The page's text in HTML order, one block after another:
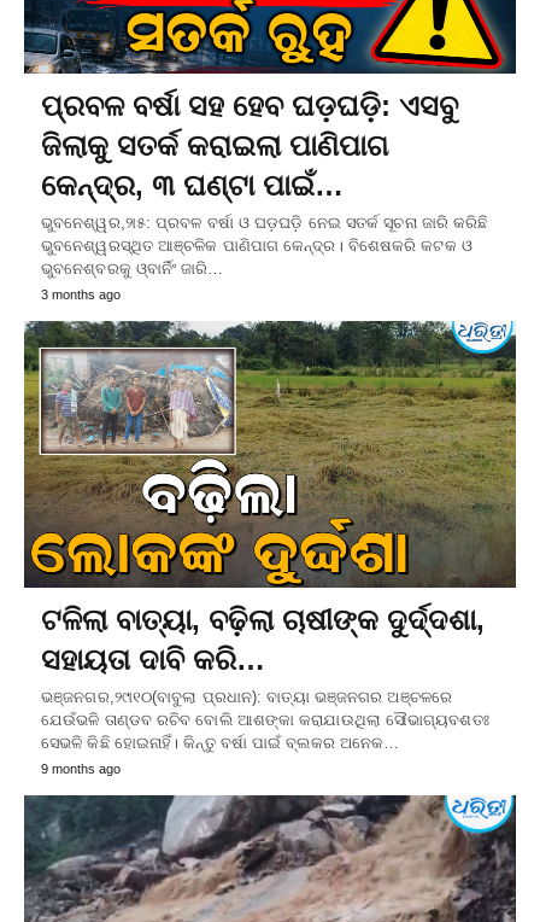
ପ୍ରବଳ ବର୍ଷା ସହ ହେବ ଘଡ଼ଘଡ଼ି: ଏସବୁ
ଜିଲାକୁ ସତର୍କ କରାଇଲା ପାଣିପାଗ
କେନ୍ଦ୍ର, ୩ ଘଣ୍ଟା ପାଇଁ…
ଭୁବନେଶ୍ୱର,୨ା୫: ପ୍ରବଳ ବର୍ଷା ଓ ଘଡ଼ଘଡ଼ି ନେଇ ସତର୍କ ସୂଚନା ଜାରି କରିଛି
ଭୁବନେଶ୍ୱରସ୍ଥିତ ଆଞ୍ଚଳିକ ପାଣିପାଗ କେନ୍ଦ୍ର। ବିଶେଷକରି କଟକ ଓ
ଭୁବନେଶ୍ବରକୁ ଓ୍ବାର୍ନିଂ ଜାରି…
3 months ago
ଟଳିଲା ବାତ୍ୟା, ବଢ଼ିଲା ଚାଷୀଙ୍କ ଦୁର୍ଦ୍ଦଶା,
ସହାୟତା ଦାବି କରି…
ଭଞ୍ଜନଗର,୨୯ା୧୦(ବାବୁଲା ପ୍ରଧାନ): ବାତ୍ୟା ଭଞ୍ଜନଗର ଅଞ୍ଚଳରେ
ଯେଉଁଭଳି ତାଣ୍ଡବ ରଚିବ ବୋଲି ଆଶଙ୍କା କରାଯାଉଥିଲା ସୌଭାଗ୍ୟବଶତଃ
ସେଭଳି କିଛି ହୋଇନାହିଁ। କିନ୍ତୁ ବର୍ଷା ପାଇଁ ବ୍ଲକର ଅନେକ…
9 months ago